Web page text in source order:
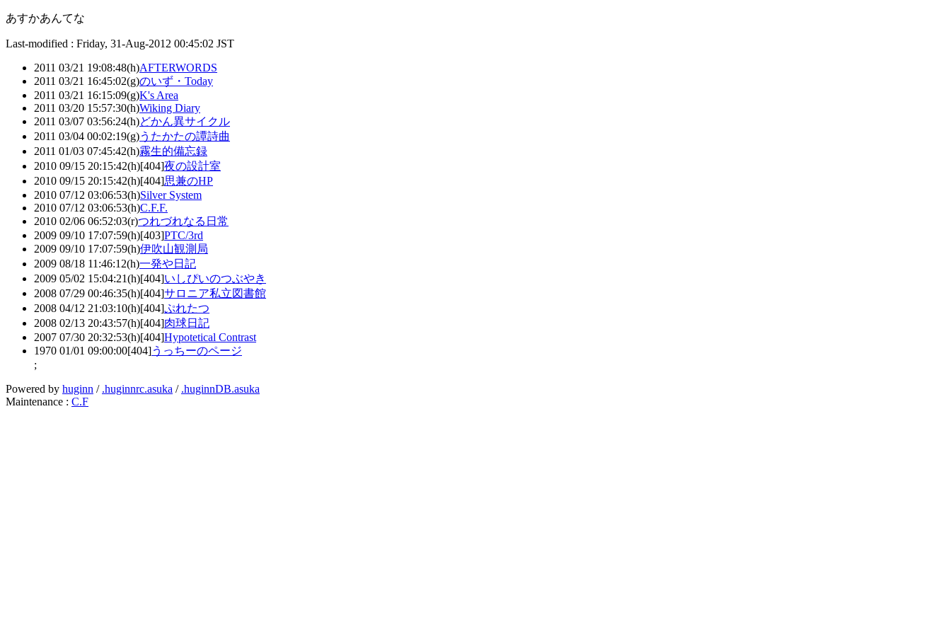
あすかあんてな
Last-modified : Friday, 31-Aug-2012 00:45:02 JST
2011 03/21 19:08:48(h)AFTERWORDS
2011 03/21 16:45:02(g)のいず・Today
2011 03/21 16:15:09(g)K's Area
2011 03/20 15:57:30(h)Wiking Diary
2011 03/07 03:56:24(h)どかん異サイクル
2011 03/04 00:02:19(g)うたかたの譚詩曲
2011 01/03 07:45:42(h)霧生的備忘録
2010 09/15 20:15:42(h)[404]夜の設計室
2010 09/15 20:15:42(h)[404]思兼のHP
2010 07/12 03:06:53(h)Silver System
2010 07/12 03:06:53(h)C.F.F.
2010 02/06 06:52:03(r)つれづれなる日常
2009 09/10 17:07:59(h)[403]PTC/3rd
2009 09/10 17:07:59(h)伊吹山観測局
2009 08/18 11:46:12(h)一発や日記
2009 05/02 15:04:21(h)[404]いしぴいのつぶやき
2008 07/29 00:46:35(h)[404]サロニア私立図書館
2008 04/12 21:03:10(h)[404]ぷれたつ
2008 02/13 20:43:57(h)[404]肉球日記
2007 07/30 20:32:53(h)[404]Hypotetical Contrast
1970 01/01 09:00:00[404]うっちーのページ
;
Powered by huginn / .huginnrc.asuka / .huginnDB.asuka
Maintenance : C.F